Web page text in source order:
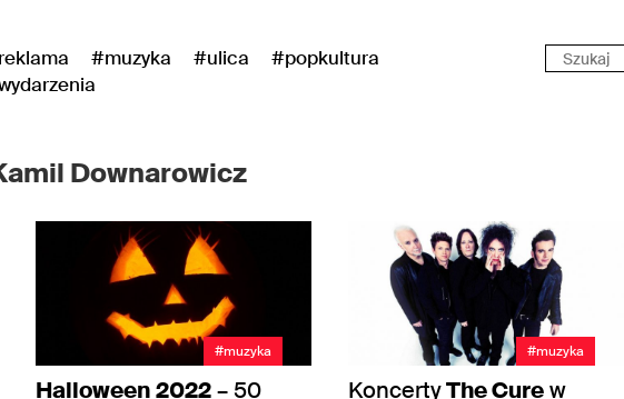
#muzyka #ulica
#popkultura
Downarowicz
#muzyka
Halloween 2022– 50
#muzyka
KoncertyThe Curew